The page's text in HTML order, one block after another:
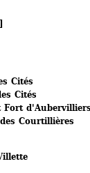
Cités
Cités
d'Aubervilliers
Courtillières